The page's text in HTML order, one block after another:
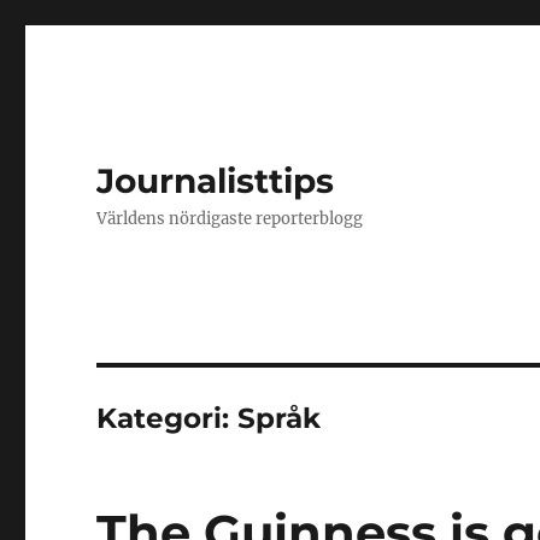
Journalisttips
Världens nördigaste reporterblogg
Kategori:Språk